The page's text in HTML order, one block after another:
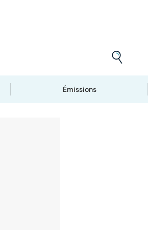
Émissions